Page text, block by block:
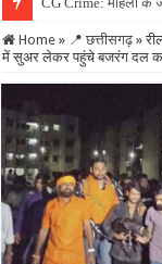
Home » 📍 छत्तीसगढ़ »
में सुअर लेकर पहुंचे बजरंग दल